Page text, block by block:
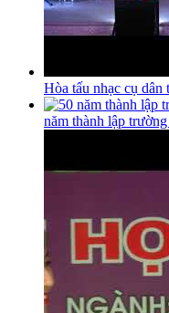
Hòa tấu nhạc cụ
năm thành lập